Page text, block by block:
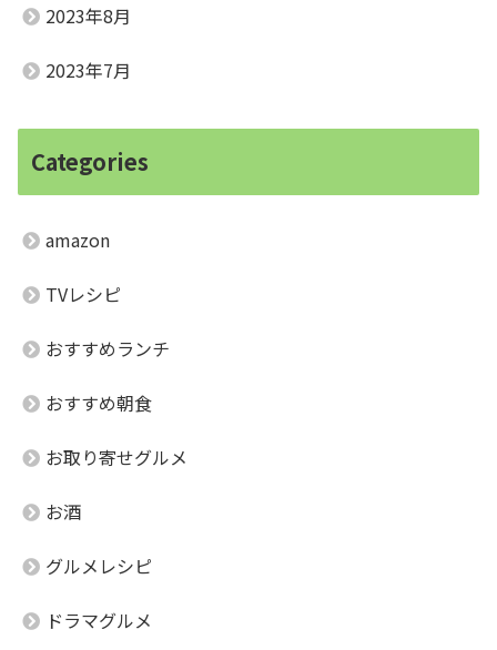
2023年8月
2023年7月
Categories
amazon
TVレシピ
おすすめランチ
おすすめ朝食
お取り寄せグルメ
お酒
グルメレシピ
ドラマグルメ